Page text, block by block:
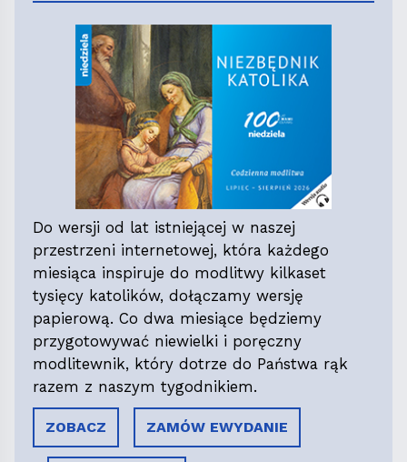
Do wersji od lat istniejącej w naszej
przestrzeni internetowej, która każdego
miesiąca inspiruje do modlitwy kilkaset
tysięcy katolików, dołączamy wersję
papierową. Co dwa miesiące będziemy
przygotowywać niewielki i poręczny
modlitewnik, który dotrze do Państwa rąk
razem z naszym tygodnikiem.
ZOBACZ ZAMÓW EWYDANIE